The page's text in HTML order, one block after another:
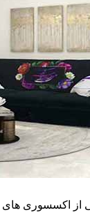
از اکسسوری